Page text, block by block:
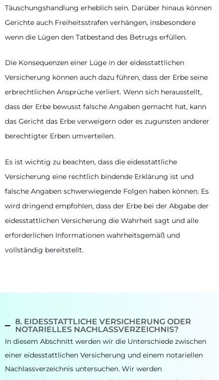
Täuschungshandlung erheblich sein. Darüber hinaus können
Gerichte auch Freiheitsstrafen verhängen, insbesondere
wenn die Lügen den Tatbestand des Betrugs erfüllen.
Die Konsequenzen einer Lüge in der eidesstattlichen
Versicherung können auch dazu führen, dass der Erbe seine
erbrechtlichen Ansprüche verliert. Wenn sich herausstellt,
dass der Erbe bewusst falsche Angaben gemacht hat, kann
das Gericht das Erbe verweigern oder es zugunsten anderer
berechtigter Erben umverteilen.
Es ist wichtig zu beachten, dass die eidesstattliche
Versicherung eine rechtlich bindende Erklärung ist und
falsche Angaben schwerwiegende Folgen haben können. Es
wird dringend empfohlen, dass der Erbe bei der Abgabe der
eidesstattlichen Versicherung die Wahrheit sagt und alle
erforderlichen Informationen wahrheitsgemäß und
vollständig bereitstellt.
8. EIDESSTATTLICHE VERSICHERUNG ODER
NOTARIELLES NACHLASSVERZEICHNIS?
In diesem Abschnitt werden wir die Unterschiede zwischen
einer eidesstattlichen Versicherung und einem notariellen
Nachlassverzeichnis untersuchen. Wir werden